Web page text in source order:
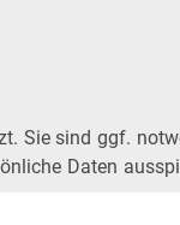
Sie sind ggf.
Daten